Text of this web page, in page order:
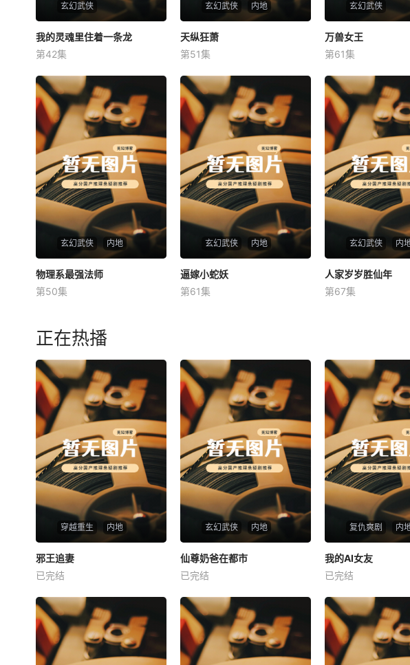
玄幻武侠
我的灵魂里住着一条龙
未知
我的灵魂里住着一条龙
第42集
玄幻武侠 内地
天纵狂萧
未知
天纵狂萧
第51集
玄幻武侠
万兽女王
未知
万兽女王
第61集
玄幻武侠 内地
物理系最强法师
未知
物理系最强法师
第50集
玄幻武侠 内地
逼嫁小蛇妖
未知
逼嫁小蛇妖
第61集
玄幻武侠 内
人家岁岁胜仙年
未知
人家岁岁胜仙年
第67集
正在热播
穿越重生 内地
邪王追妻
未知
邪王追妻
已完结
玄幻武侠 内地
仙尊奶爸在都市
未知
仙尊奶爸在都市
已完结
复仇爽剧 内
我的AI女友
未知
我的AI女友
已完结